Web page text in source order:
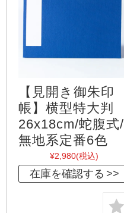
【見開き御朱印
帳】横型特大判
26x18cm/蛇腹式/
無地系定番6色
¥2,980(税込)
在庫を確認する